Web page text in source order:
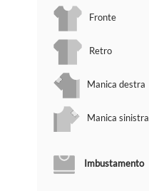
Fronte
Retro
Manica destra
Manica sinistra
Imbustamento